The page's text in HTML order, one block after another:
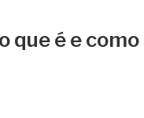
que é e como